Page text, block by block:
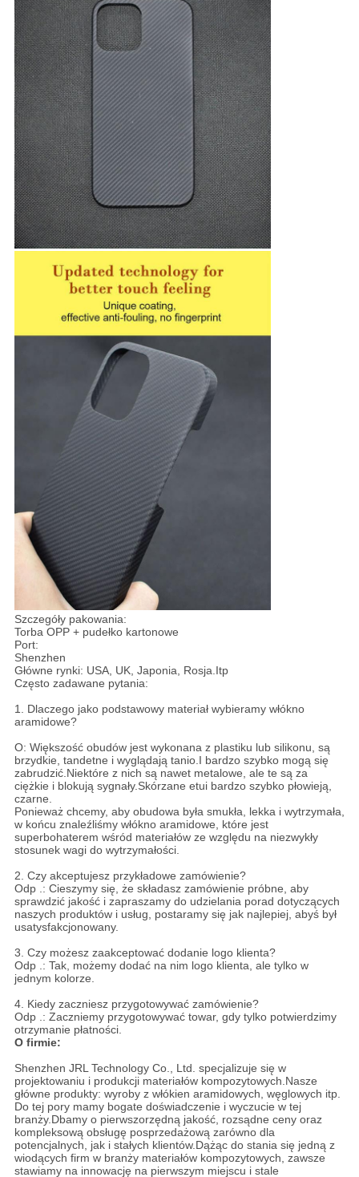
Szczegóły pakowania:
Torba OPP + pudełko kartonowe
Port:
Shenzhen
Główne rynki: USA, UK, Japonia, Rosja.Itp
Często zadawane pytania:
1. Dlaczego jako podstawowy materiał wybieramy włókno
aramidowe?
O: Większość obudów jest wykonana z plastiku lub silikonu, są
brzydkie, tandetne i wyglądają tanio.I bardzo szybko mogą się
zabrudzić.Niektóre z nich są nawet metalowe, ale te są za
ciężkie i blokują sygnały.Skórzane etui bardzo szybko płowieją,
czarne.
Ponieważ chcemy, aby obudowa była smukła, lekka i wytrzymała,
w końcu znaleźliśmy włókno aramidowe, które jest
superbohaterem wśród materiałów ze względu na niezwykły
stosunek wagi do wytrzymałości.
2. Czy akceptujesz przykładowe zamówienie?
Odp .: Cieszymy się, że składasz zamówienie próbne, aby
sprawdzić jakość i zapraszamy do udzielania porad dotyczących
naszych produktów i usług, postaramy się jak najlepiej, abyś był
usatysfakcjonowany.
3. Czy możesz zaakceptować dodanie logo klienta?
Odp .: Tak, możemy dodać na nim logo klienta, ale tylko w
jednym kolorze.
4. Kiedy zaczniesz przygotowywać zamówienie?
Odp .: Zaczniemy przygotowywać towar, gdy tylko potwierdzimy
otrzymanie płatności.
O firmie:
Shenzhen JRL Technology Co., Ltd. specjalizuje się w
projektowaniu i produkcji materiałów kompozytowych.Nasze
główne produkty: wyroby z włókien aramidowych, węglowych itp.
Do tej pory mamy bogate doświadczenie i wyczucie w tej
branży.Dbamy o pierwszorzędną jakość, rozsądne ceny oraz
kompleksową obsługę posprzedażową zarówno dla
potencjalnych, jak i stałych klientów.Dążąc do stania się jedną z
wiodących firm w branży materiałów kompozytowych, zawsze
stawiamy na innowację na pierwszym miejscu i stale